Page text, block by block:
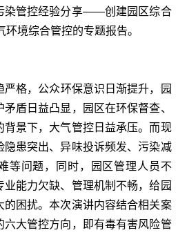
染管控经验分享——创建园区综合
境综合管控的专题报告。
格，公众环保意识日渐提升，园
盾日益凸显，园区在环保督查、
背景下，大气管控日益承压。而现
隐患突出、异味投诉频发、污染减
等问题，同时，园区管理人员不
业能力欠缺、管理机制不畅，给园
的困扰。本次演讲内容结合相关案
六大管控方向，即有毒有害风险管